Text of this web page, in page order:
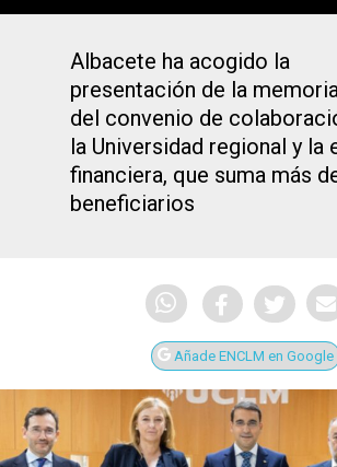
Albacete ha acogido la
presentación de la
del convenio de
la Universidad regional y la
financiera, que suma más
beneficiarios
Añade ENCLM en Google